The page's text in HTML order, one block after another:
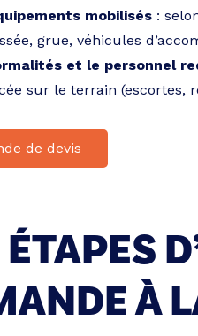
mobilisés :
grue, véhicules
et le personnel
sur le terrain (escortes,
de devis
ÉTAPES
À